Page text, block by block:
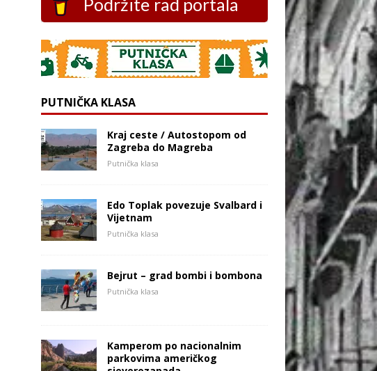
PUTNIČKA KLASA
Kraj ceste / Autostopom od
Zagreba do Magreba
Putnička klasa
Edo Toplak povezuje Svalbard i
Vijetnam
Putnička klasa
Bejrut – grad bombi i bombona
Putnička klasa
Kamperom po nacionalnim
parkovima američkog